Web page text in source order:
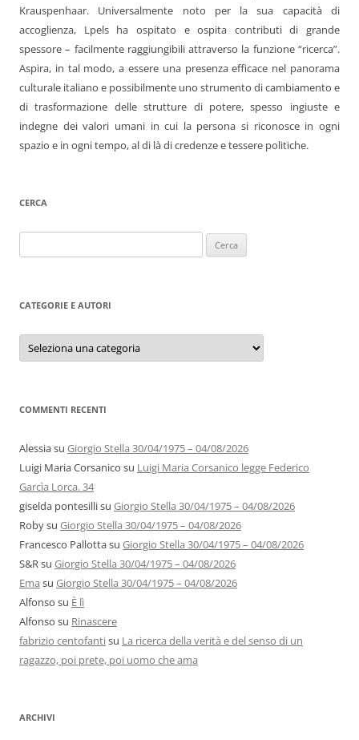
Krauspenhaar. Universalmente noto per la sua capacità di
accoglienza, Lpels ha ospitato e ospita contributi di grande
spessore – facilmente raggiungibili attraverso la funzione “ricerca”.
Aspira, in tal modo, a essere una presenza efficace nel panorama
culturale italiano e possibilmente uno strumento di cambiamento e
di trasformazione delle strutture di potere, spesso ingiuste e
indegne dei valori umani in cui la persona si riconosce in ogni
spazio e in ogni tempo, al di là di credenze e tessere politiche.
CERCA
per:
CATEGORIE E AUTORI
Categorie
autori
COMMENTI RECENTI
Alessiasu Giorgio Stella 30/04/1975 – 04/08/2026
Luigi Maria Corsanico su Luigi Maria Corsanico legge Federico
Garcìa Lorca. 34
giselda pontesillisu Giorgio Stella 30/04/1975 – 04/08/2026
Robysu Giorgio Stella 30/04/1975 – 04/08/2026
Francesco Pallottasu Giorgio Stella 30/04/1975 – 04/08/2026
S&Rsu Giorgio Stella 30/04/1975 – 04/08/2026
Ema su Giorgio Stella 30/04/1975 – 04/08/2026
Alfonso su È lì
Alfonso su Rinascere
fabrizio centofantisu La ricerca della verità e del senso di un
ragazzo, poi prete, poi uomo che ama
ARCHIVI